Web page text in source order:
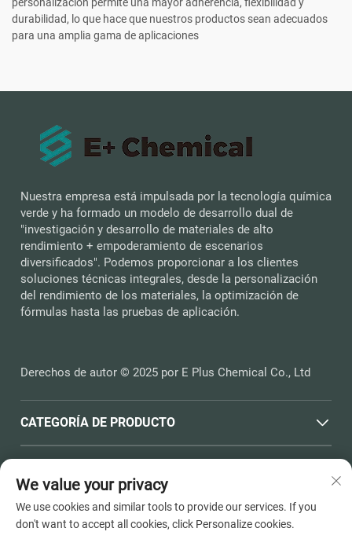
durabilidad, lo que hace que nuestros productos sean adecuados
para una amplia gama de aplicaciones
Nuestra empresa está impulsada por la tecnología química
verde y ha formado un modelo de desarrollo dual de
"investigación y desarrollo de materiales de alto
rendimiento + empoderamiento de escenarios
diversificados". Podemos proporcionar a los clientes
soluciones técnicas integrales, desde la personalización
del rendimiento de los materiales, la optimización de
fórmulas hasta las pruebas de aplicación.
Derechos de autor © 2025 por E Plus Chemical Co., Ltd
CATEGORÍA DE PRODUCTO
INFORMACIÓN DE CONTACTO
We value your privacy
We use cookies and similar tools to provide our services. If you
don't want to accept all cookies, click Personalize cookies.